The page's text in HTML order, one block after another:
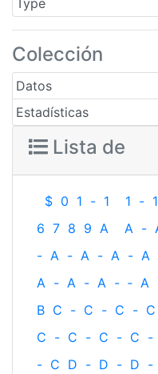
Type
Colección
Datos
Estadísticas
Lista de
$ 0 1 - 1 1 - 1
6 7 8 9 A A -
- A - A - A - A
A - A - A - ‐ A
B C - C - C - C
C - C - C - C -
- C D - D - D -